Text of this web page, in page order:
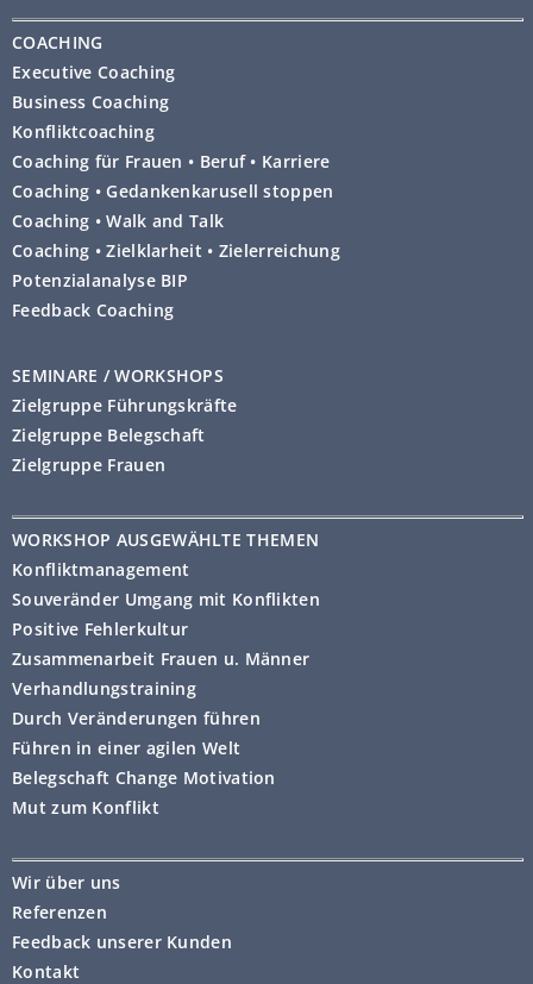
COACHING
Executive Coaching
Business Coaching
Konfliktcoaching
Coaching für Frauen • Beruf • Karriere
Coaching • Gedankenkarusell stoppen
Coaching • Walk and Talk
Coaching • Zielklarheit • Zielerreichung
Potenzialanalyse BIP
Feedback Coaching
SEMINARE / WORKSHOPS
Zielgruppe Führungskräfte
Zielgruppe Belegschaft
Zielgruppe Frauen
WORKSHOP AUSGEWÄHLTE THEMEN
Konfliktmanagement
Souveränder Umgang mit Konflikten
Positive Fehlerkultur
Zusammenarbeit Frauen u. Männer
Verhandlungstraining
Durch Veränderungen führen
Führen in einer agilen Welt
Belegschaft Change Motivation
Mut zum Konflikt
Wir über uns
Referenzen
Feedback unserer Kunden
Kontakt